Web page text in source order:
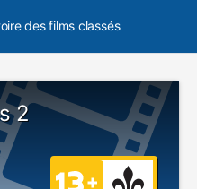
des films classés
2